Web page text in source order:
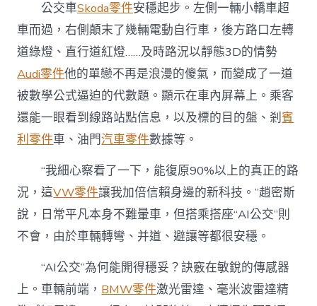
前
海
“AI
公
交”
跑
得
穩〉
中
公交車Skoda零件安穩起步。左側一輛小轎車超
車而過，右側顛末了幾輛電動自行車，後方路口左轉
道綠燈、直行道紅燈……及時路況以靜態3D的情勢
Audi零件他的單戀不再是浪漫的傻氣，而變成了一道
被數學公式逼迫的代數題。顯示在車內屏幕上。乘客
還能一眼看到線路站點信息，以及標的目的盤、剎賓
利零件車、油門汽車零件數據等。
“我細心察看了一下，能復原90%以上的真正的路
況，這VW零件讓我加倍信賴身邊的新科技。”趙密斯
說，日常平凡本身不難暈車，但搭乘搭座“AI公交”則
不會，由於車輛轉彎、并道、避讓等都很安穩。
“AI公交”為何能開得穩妥？訣竅在敏銳的傳感器
上。車輛前端， BMW零件激光雷達、毫米波雷達精